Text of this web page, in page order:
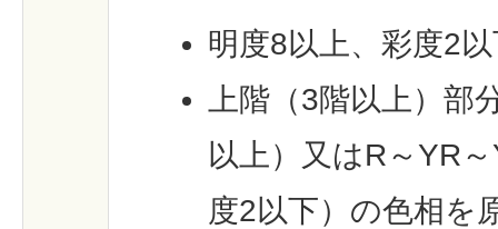
明度8以上、彩度2
上階（3階以上）部
以上）又はR～YR
度2以下）の色相を